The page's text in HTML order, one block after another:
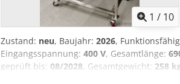
1 / 10
Zustand: neu, Baujahr: 2026,
Eingangsspannung: 400 V, Gesamtlänge:
geprüft bis: 08/2028, Gesamtgewicht: 258
, Baguette - Langroller Sinmag